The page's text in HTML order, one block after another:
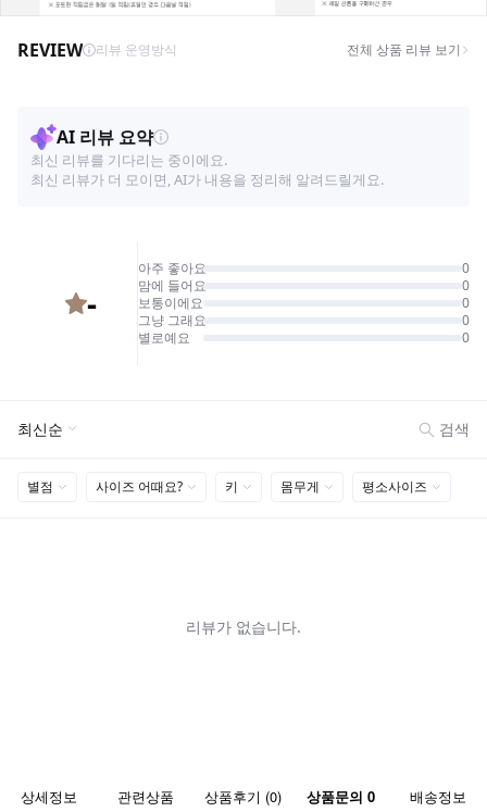
상세정보 관련상품 상품후기 (0) 상품문의 0 배송정보